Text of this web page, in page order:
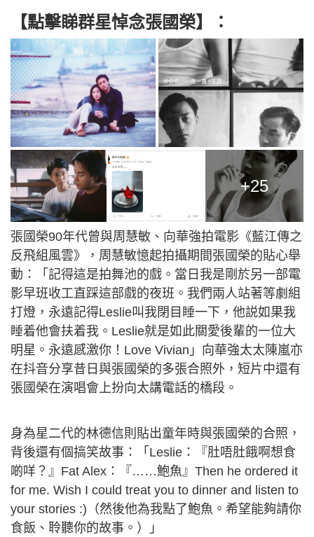
【點擊睇群星悼念張國榮】：
+25
張國榮90年代曾與周慧敏、向華強拍電影《藍江傳之
反飛組風雲》，周慧敏憶起拍攝期間張國榮的貼心舉
動：「記得這是拍舞池的戲。當日我是剛於另一部電
影早班收工直踩這部戲的夜班。我們兩人站著等劇組
打燈，永遠記得Leslie叫我閉目睡一下，他説如果我
睡着他會扶着我。Leslie就是如此關愛後輩的一位大
明星。永遠感激你！Love Vivian」向華強太太陳嵐亦
在抖音分享昔日與張國榮的多張合照外，短片中還有
張國榮在演唱會上扮向太講電話的橋段。
身為星二代的林德信則貼出童年時與張國榮的合照，
背後還有個搞笑故事：「Leslie：『肚唔肚餓啊想食
啲咩？』Fat Alex：『……鮑魚』Then he ordered it
for me. Wish I could treat you to dinner and listen to
your stories :)（然後他為我點了鮑魚。希望能夠請你
食飯、聆聽你的故事。）」